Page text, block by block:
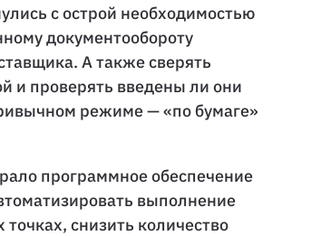
с острой необходимостью
документообороту
А также сверять
и проверять введены ли они
режиме — «по бумаге»
программное обеспечение
выполнение
снизить количество